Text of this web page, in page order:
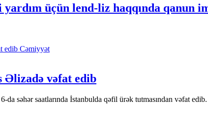
üçün lend-liz haqqında qanun
Cəmiyyət
Əlizadə vəfat edib
da səhər saatlarında İstanbulda qəfil ürək tutmasından vəfat